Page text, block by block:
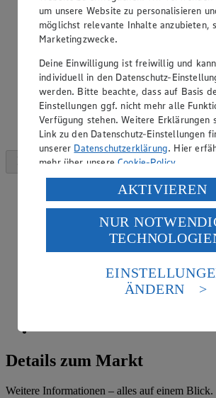
Details zum Markt
Weitere Informationen – alles auf einem Blick.
um unsere Website zu personalisieren
möglichst relevante Inhalte anzubieten,
Marketingzwecke.
Deine Einwilligung ist freiwillig und
individuell in den Datenschutz-
werden. Bitte beachte, dass auf Basis
Einstellungen ggf. nicht mehr alle
Verfügung stehen. Weitere Erklärungen
Link zu den Datenschutz-Einstellungen
unserer Datenschutzerklärung. Hier
mehr über unsereCookie-Policy.
Verarbeitung deiner
USA durch Facebook und YouTube:
Wenn du auf „Aktivieren“ klickst,
des Art. 49 Abs. 1 Satz 1 lit. a) DSGVO
Daten in den USA verarbeitet werden.
die USA als Land mit einem nach
Standards nicht angemessenen
Es besteht das Risiko eines Zugriffs
Informationen zum Herausgeber der
AKTIVIEREN
NUR
ÄNDERN